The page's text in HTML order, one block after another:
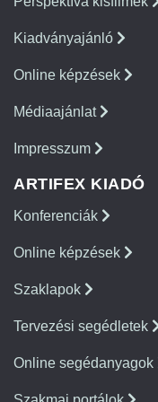
Kiadványajánló
Online képzések
Médiaajánlat
Impresszum
ARTIFEX KIADÓ
Konferenciák
Online képzések
Szaklapok
Tervezési segédletek
Online segédanyagok